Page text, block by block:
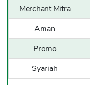
Merchant Mitra
Aman
Promo
Syariah